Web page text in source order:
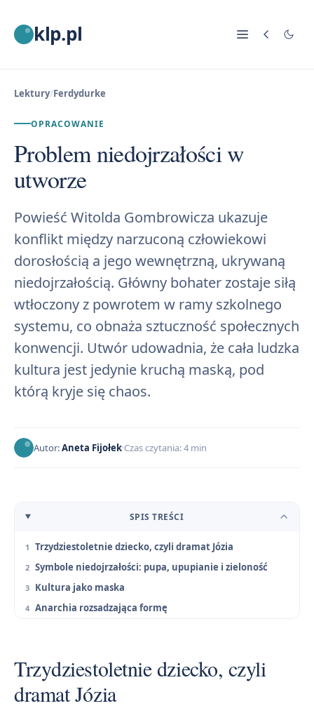
klp.pl
Lektury/Ferdydurke
OPRACOWANIE
Problem niedojrzałości w
utworze
Powieść Witolda Gombrowicza ukazuje
konflikt między narzuconą człowiekowi
dorosłością a jego wewnętrzną, ukrywaną
niedojrzałością. Główny bohater zostaje siłą
wtłoczony z powrotem w ramy szkolnego
systemu, co obnaża sztuczność społecznych
konwencji. Utwór udowadnia, że cała ludzka
kultura jest jedynie kruchą maską, pod
którą kryje się chaos.
Autor:Aneta Fijołek Czas czytania: 4 min
SPIS TREŚCI
Trzydziestoletnie dziecko, czyli dramat Józia
Symbole niedojrzałości: pupa, upupianie i zieloność
Kultura jako maska
Anarchia rozsadzająca formę
Trzydziestoletnie dziecko, czyli
dramat Józia